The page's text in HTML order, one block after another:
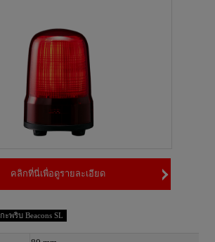
คลิกที่นี่เพื่อดูรายละเอียด
กะพริบ Beacons SL